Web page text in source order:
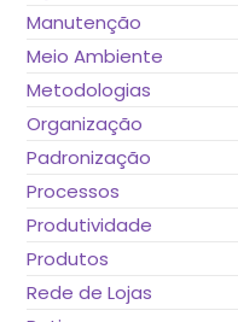
Manutenção
Meio Ambiente
Metodologias
Organização
Padronização
Processos
Produtividade
Produtos
Rede de Lojas